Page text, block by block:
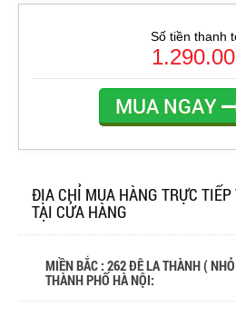
Số tiền thanh
MUA NGAY
ĐỊA CHỈ MUA HÀNG TRỰC
TẠI CỬA HÀNG
MIỀN BẮC : 262 ĐÊ LA THÀNH (
THÀNH PHỐ HÀ NỘI: